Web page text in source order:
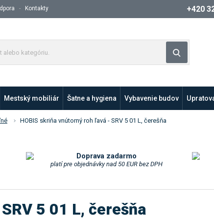
Kontakty +420
d
j
t
e
p
u
Mestský mobiliár Šatne a hygiena Vybavenie budov
HOBIS skriňa vnútorný roh ľavá - SRV 5 01 L, čerešňa
Doprava zadarmo
platí pre objednávky nad 50 EUR bez DPH
5 01 L, čerešňa